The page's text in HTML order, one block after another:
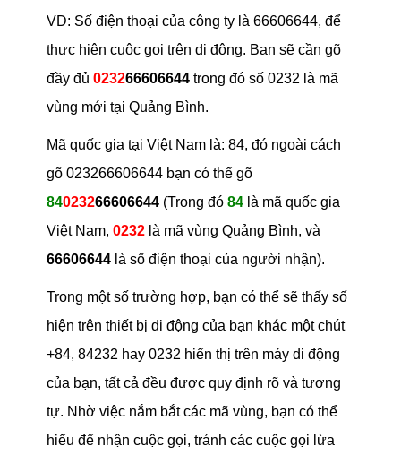
VD: Số điện thoại của công ty là 66606644, để
thực hiện cuộc gọi trên di động. Bạn sẽ cần gõ
đầy đủ 023266606644 trong đó số 0232 là mã
vùng mới tại Quảng Bình.
Mã quốc gia tại Việt Nam là: 84, đó ngoài cách
gõ 023266606644 bạn có thể gõ
84023266606644(Trong đó 84là mã quốc gia
Việt Nam, 0232là mã vùng Quảng Bình, và
66606644là số điện thoại của người nhận).
Trong một số trường hợp, bạn có thể sẽ thấy số
hiện trên thiết bị di động của bạn khác một chút
+84, 84232 hay 0232 hiển thị trên máy di động
của bạn, tất cả đều được quy định rõ và tương
tự. Nhờ việc nắm bắt các mã vùng, bạn có thể
hiểu để nhận cuộc gọi, tránh các cuộc gọi lừa